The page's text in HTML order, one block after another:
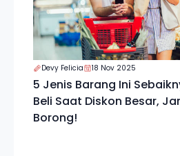
Devy Felicia 18 Nov 2025
5 Jenis Barang Ini
Beli Saat Diskon Besar,
Borong!